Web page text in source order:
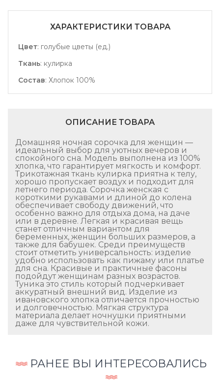
ХАРАКТЕРИСТИКИ ТОВАРА
Цвет: голубые цветы (ед.)
Ткань: кулирка
Состав: Хлопок 100%
ОПИСАНИЕ ТОВАРА
Домашняя ночная сорочка для женщин —
идеальный выбор для уютных вечеров и
спокойного сна. Модель выполнена из 100%
хлопка, что гарантирует мягкость и комфорт.
Трикотажная ткань кулирка приятна к телу,
хорошо пропускает воздух и подходит для
летнего периода. Сорочка женская с
короткими рукавами и длиной до колена
обеспечивает свободу движений, что
особенно важно для отдыха дома, на даче
или в деревне. Легкая и красивая вещь
станет отличным вариантом для
беременных, женщин больших размеров, а
также для бабушек. Среди преимуществ
стоит отметить универсальность: изделие
удобно использовать как пижаму или платье
для сна. Красивые и практичные фасоны
подойдут женщинам разных возрастов.
Туника это стиль который подчеркивает
аккуратный внешний вид. Изделие из
ивановского хлопка отличается прочностью
и долговечностью. Мягкая структура
материала делает ночнушки приятными
даже для чувствительной кожи.
РАНЕЕ ВЫ ИНТЕРЕСОВАЛИСЬ